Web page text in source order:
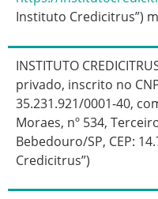
Instituto Credicitrus”)
INSTITUTO
privado, inscrito no
35.231.921/0001-40,
Moraes, nº 534,
Bebedouro/SP, CEP:
Credicitrus”)